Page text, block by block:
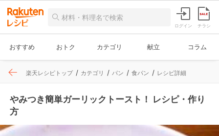
ログイン チラシ
おすすめ おトク カテゴリ 献立 コラム
楽天レシピトップ カテゴリ パン 食パン レシピ詳細
やみつき簡単ガーリックトースト！ レシピ・作り
方